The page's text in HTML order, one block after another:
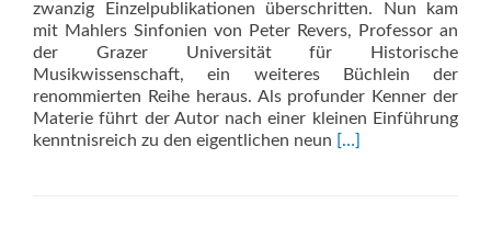
zwanzig Einzelpublikationen überschritten. Nun kam
mit Mahlers Sinfonien von Peter Revers, Professor an
der Grazer Universität für Historische
Musikwissenschaft, ein weiteres Büchlein der
renommierten Reihe heraus. Als profunder Kenner der
Materie führt der Autor nach einer kleinen Einführung
kenntnisreich zu den eigentlichen neun Read
[…]